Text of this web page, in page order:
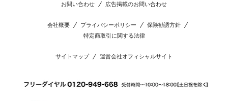
お問い合わせ
広告掲載のお問い合わせ
会社概要 プライバシーポリシー
保険勧誘方針
特定商取引に関する法律
サイトマップ 運営会社オフィシャルサイト